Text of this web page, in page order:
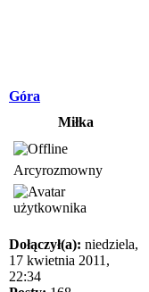
Góra
Miłka
Arcyrozmowny
Dołączył(a): niedziela,
17 kwietnia 2011,
22:34